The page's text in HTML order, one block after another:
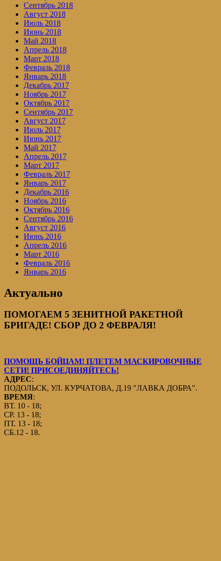
Сентябрь 2018
Август 2018
Июль 2018
Июнь 2018
Май 2018
Апрель 2018
Март 2018
Февраль 2018
Январь 2018
Декабрь 2017
Ноябрь 2017
Октябрь 2017
Сентябрь 2017
Август 2017
Июль 2017
Июнь 2017
Май 2017
Апрель 2017
Март 2017
Февраль 2017
Январь 2017
Декабрь 2016
Ноябрь 2016
Октябрь 2016
Сентябрь 2016
Август 2016
Июнь 2016
Апрель 2016
Март 2016
Февраль 2016
Январь 2016
Актуально
ПОМОГАЕМ 5 ЗЕНИТНОЙ РАКЕТНОЙ
БРИГАДЕ! СБОР ДО 2 ФЕВРАЛЯ!
ПОМОЩЬ БОЙЦАМ! ПЛЕТЕМ МАСКИРОВОЧНЫЕ
СЕТИ! ПРИСОЕДИНЯЙТЕСЬ!
АДРЕС:
ПОДОЛЬСК, УЛ. КУРЧАТОВА, Д.19 "ЛАВКА ДОБРА".
ВРЕМЯ:
ВТ. 10 - 18;
СР. 13 - 18;
ПТ. 13 - 18;
СБ.12 - 18.